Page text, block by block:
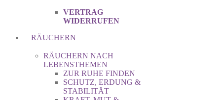
VERTRAG
WIDERRUFEN
RÄUCHERN
RÄUCHERN NACH
LEBENSTHEMEN
ZUR RUHE FINDEN
SCHUTZ, ERDUNG &
STABILITÄT